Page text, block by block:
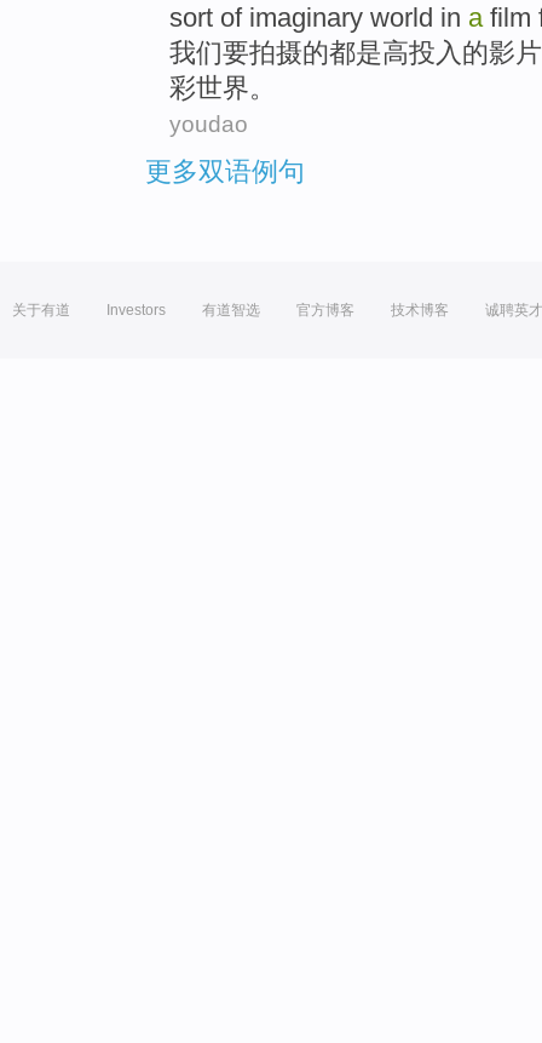
sort of imaginary world in a film
我们要拍摄的都是高投入的影片
彩世界。
youdao
更多双语例句
关于有道 Investors 有道智选 官方博客 技术博客 诚聘英才